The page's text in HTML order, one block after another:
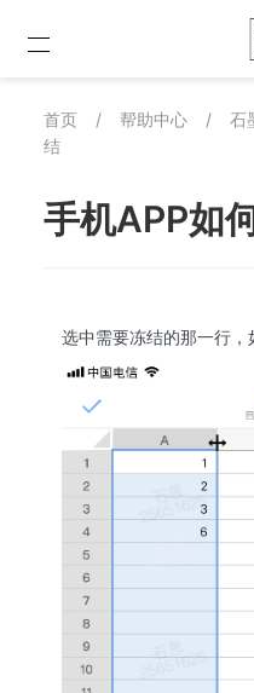
首页 / 帮助中心 / 石
结
手机APP如
选中需要冻结的那一行，